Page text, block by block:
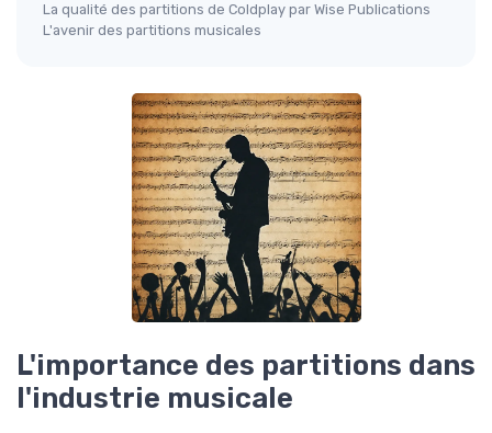
La qualité des partitions de Coldplay par Wise Publications
L'avenir des partitions musicales
L'importance des partitions dans
l'industrie musicale